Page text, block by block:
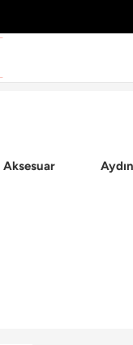
Aksesuar